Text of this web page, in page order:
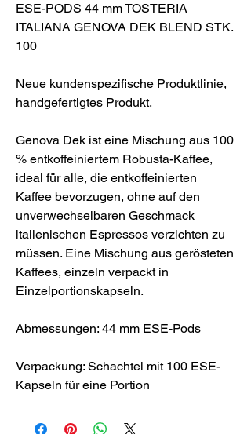
ESE-PODS 44 mm TOSTERIA
ITALIANA GENOVA DEK BLEND STK.
100
Neue kundenspezifische Produktlinie,
handgefertigtes Produkt.
Genova Dek ist eine Mischung aus 100
% entkoffeiniertem Robusta-Kaffee,
ideal für alle, die entkoffeinierten
Kaffee bevorzugen, ohne auf den
unverwechselbaren Geschmack
italienischen Espressos verzichten zu
müssen. Eine Mischung aus gerösteten
Kaffees, einzeln verpackt in
Einzelportionskapseln.
Abmessungen: 44 mm ESE-Pods
Verpackung: Schachtel mit 100 ESE-
Kapseln für eine Portion